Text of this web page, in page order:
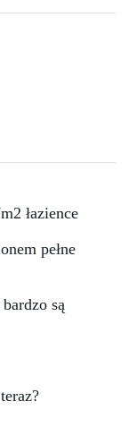
łazience
pełne
są